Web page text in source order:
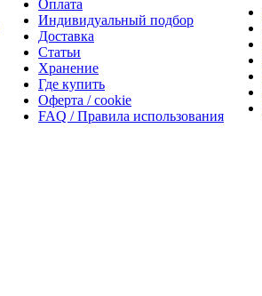
Оплата
Индивидуальный подбор
Доставка
Статьи
Хранение
Где купить
Оферта / cookie
FAQ / Правила использования